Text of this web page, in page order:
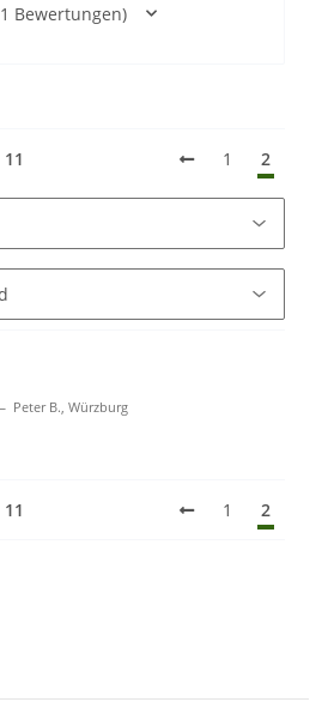
Bewertungen)
1 2
Peter B., Würzburg
1 2